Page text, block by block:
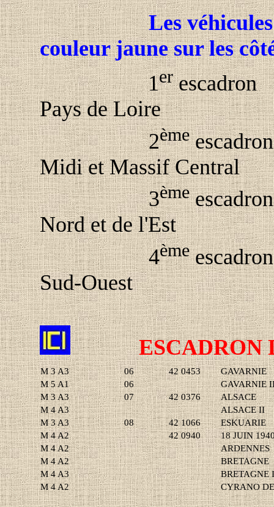
Les
couleur jaune sur les
1erescadron
Pays de Loire
2èmeescadron
Midi et Massif Central
3èmeescadron
Nord et de l'Est
4èmeescadron
Sud-Ouest
ESCADRON
M 3 A3 06 42 0453
GAVARNIE
M 5 A1
06
GAVARNIE
M 3 A3
07 42 0376
ALSACE
M 4 A3
ALSACE II
M 3 A3
08 42 1066
ESKUARIE
M 4 A2
42 0940
18 JUIN
M 4 A2
ARDENNES
M 4 A2
BRETAGNE
M 4 A3
BRETAGNE
M 4 A2
CYRANO